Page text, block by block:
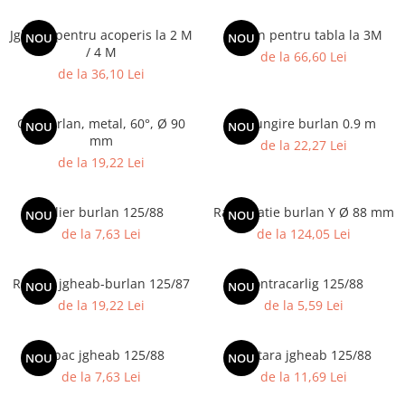
Tevi PVC
Accesorii PVC
Vopsea lavabila pentru exterior
Vopsea lavabila pentru interior
vopsele si lacuri
Pavele
Borduri
Dale
Blocheti
Bordura piscina
Capace de gard
NOU
Jgheab pentru acoperis la 2 M
/ 4 M
de la 36,10 Lei
NOU
Burlan pentru tabla la 3M
de la 66,60 Lei
NOU
Cot burlan, metal, 60°, Ø 90
mm
de la 19,22 Lei
NOU
Prelungire burlan 0.9 m
de la 22,27 Lei
NOUColier burlan 125/88
de la 7,63 Lei
NOU
Ramificatie burlan Y Ø 88 mm
de la 124,05 Lei
NOU
Racord jgheab-burlan 125/87
de la 19,22 Lei
NOUContracarlig 125/88
de la 5,59 Lei
NOUCapac jgheab 125/88
de la 7,63 Lei
NOU
Bratara jgheab 125/88
de la 11,69 Lei